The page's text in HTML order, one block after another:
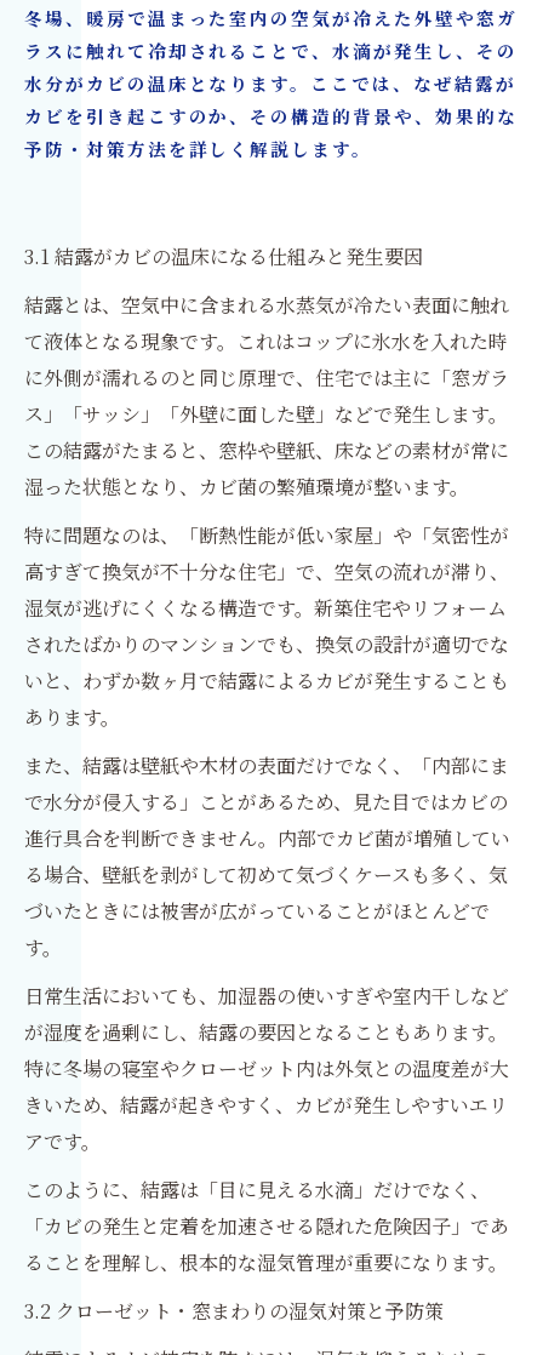
冬場、暖房で温まった室内の空気が冷えた外壁や窓ガ
ラスに触れて冷却されることで、水滴が発生し、その
水分がカビの温床となります。ここでは、なぜ結露が
カビを引き起こすのか、その構造的背景や、効果的な
予防・対策方法を詳しく解説します。
3.1 結露がカビの温床になる仕組みと発生要因
結露とは、空気中に含まれる水蒸気が冷たい表面に触れ
て液体となる現象です。これはコップに氷水を入れた時
に外側が濡れるのと同じ原理で、住宅では主に「窓ガラ
ス」「サッシ」「外壁に面した壁」などで発生します。
この結露がたまると、窓枠や壁紙、床などの素材が常に
湿った状態となり、カビ菌の繁殖環境が整います。
特に問題なのは、「断熱性能が低い家屋」や「気密性が
高すぎて換気が不十分な住宅」で、空気の流れが滞り、
湿気が逃げにくくなる構造です。新築住宅やリフォーム
されたばかりのマンションでも、換気の設計が適切でな
いと、わずか数ヶ月で結露によるカビが発生することも
あります。
また、結露は壁紙や木材の表面だけでなく、「内部にま
で水分が侵入する」ことがあるため、見た目ではカビの
進行具合を判断できません。内部でカビ菌が増殖してい
る場合、壁紙を剥がして初めて気づくケースも多く、気
づいたときには被害が広がっていることがほとんどで
す。
日常生活においても、加湿器の使いすぎや室内干しなど
が湿度を過剰にし、結露の要因となることもあります。
特に冬場の寝室やクローゼット内は外気との温度差が大
きいため、結露が起きやすく、カビが発生しやすいエリ
アです。
このように、結露は「目に見える水滴」だけでなく、
「カビの発生と定着を加速させる隠れた危険因子」であ
ることを理解し、根本的な湿気管理が重要になります。
3.2 クローゼット・窓まわりの湿気対策と予防策